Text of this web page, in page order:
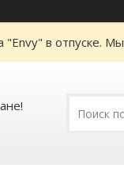
"Envy" в отпуске.